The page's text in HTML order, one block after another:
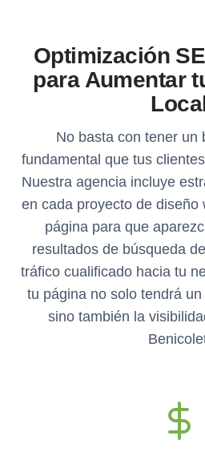
Optimización
para Aumentar
No basta con tener un
fundamental que tus
Nuestra agencia incluye
en cada proyecto de diseño
página para que
resultados de búsqueda
tráfico cualificado hacia tu
tu página no solo tendrá
sino también la